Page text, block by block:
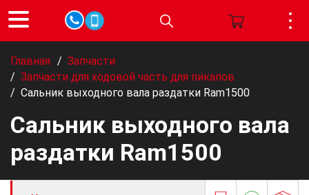
Главная / Запчасти
/ Запчасти для ходовой часть для пикапов
/ Сальник выходного вала раздатки Ram1500
Сальник выходного вала
раздатки Ram1500